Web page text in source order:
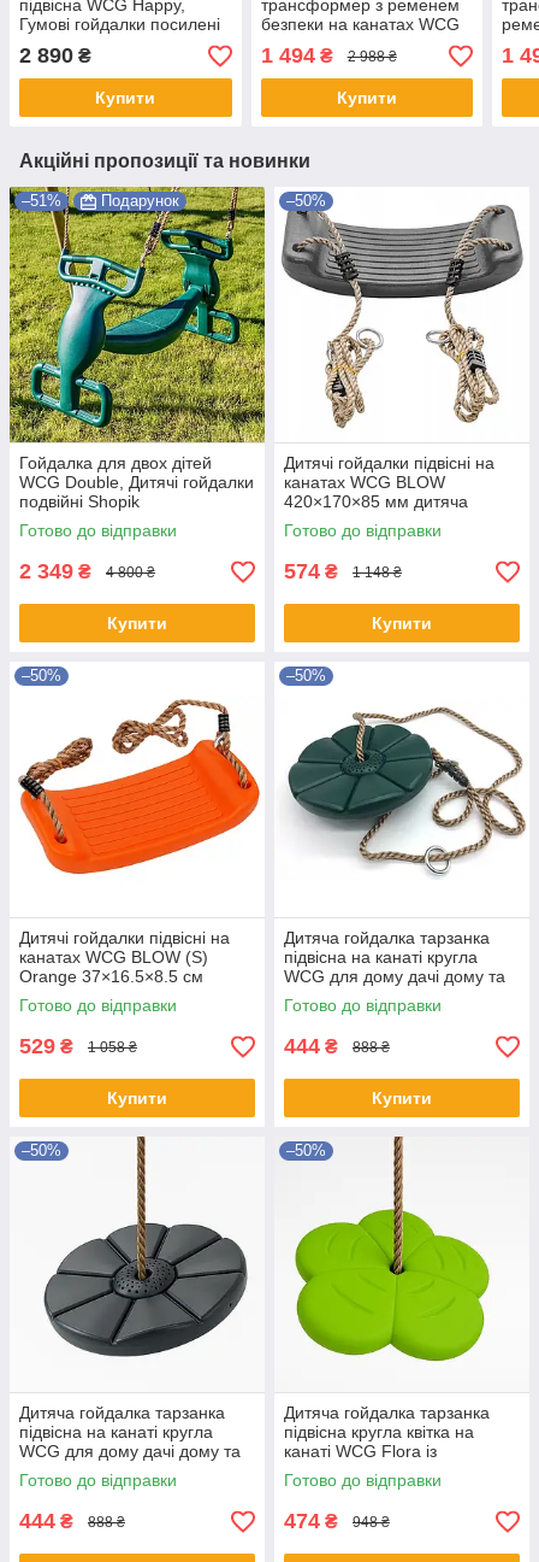
підвісна WCG Happy,
Гумові гойдалки посилені
Shopik
2 890 ₴
Купити
трансформер з ременем
безпеки на канатах WCG
Trix 3в1 для дому та
ігрового майданчику
39х30х38.5 см
1 494₴ 2 988 ₴
Купити
1
Акційні пропозиції та новинки
–51% Подарунок
Гойдалка для двох дітей
WCG Double, Дитячі гойдалки
подвійні Shopik
Готово до відправки
2 349 ₴ 4 800 ₴
Купити
–50%
Дитячі гойдалки підвісні на
канатах WCG BLOW
420×170×85 мм дитяча
гойдалка для саду веранди
та ігрового майданчику
Готово до відправки
574 ₴ 1 148 ₴
Купити
–50%
Дитячі гойдалки підвісні на
канатах WCG BLOW (S)
Orange 37×16.5×8.5 см
дитяча гойдалка для саду та
веранди
Готово до відправки
529 ₴ 1 058 ₴
Купити
–50%
Дитяча гойдалка тарзанка
підвісна на канаті кругла
WCG для дому дачі дому та
ігрового майданчику Зелений
Готово до відправки
444 ₴ 888 ₴
Купити
–50%
Дитяча гойдалка тарзанка
підвісна на канаті кругла
WCG для дому дачі дому та
ігрового майданчику
Графітовий
Готово до відправки
444 ₴ 888 ₴
–50%
Дитяча гойдалка тарзанка
підвісна кругла квітка на
канаті WCG Flora із
регульованою висотою для
саду Салатовий
Готово до відправки
474 ₴ 948 ₴